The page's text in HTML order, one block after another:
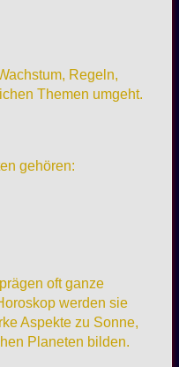
Regeln,
Themen umgeht.
gehören:
oft ganze
werden sie
Aspekte zu Sonne,
Planeten bilden.